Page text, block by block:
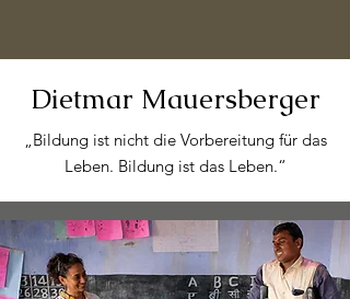
Dietmar Mauersberger
„Bildung ist nicht die Vorbereitung für das
Leben. Bildung ist das Leben.“